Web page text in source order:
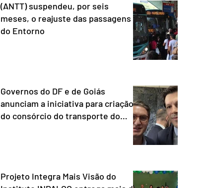
(ANTT) suspendeu, por seis
meses, o reajuste das passagens
do Entorno
Governos do DF e de Goiás
anunciam a iniciativa para criação
do consórcio do transporte do
Projeto Integra Mais Visão do